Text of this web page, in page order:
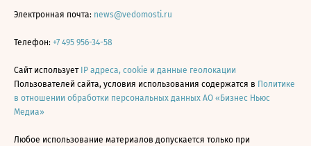
Электронная почта: news@vedomosti.ru
Телефон: +7 495 956-34-58
Сайт использует IP адреса, cookie и данные геолокации
Пользователей сайта, условия использования содержатся в Политике
в отношении обработки персональных данных АО «Бизнес Ньюс
Медиа»
Любое использование материалов допускается только при